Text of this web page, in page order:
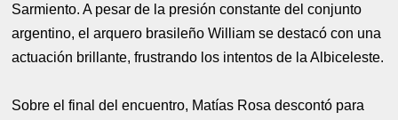
Sarmiento. A pesar de la presión constante del conjunto
argentino, el arquero brasileño William se destacó con una
actuación brillante, frustrando los intentos de la Albiceleste.
Sobre el final del encuentro, Matías Rosa descontó para